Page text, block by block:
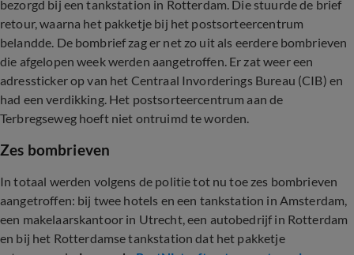
bezorgd bij een tankstation in Rotterdam. Die stuurde de brief
retour, waarna het pakketje bij het postsorteercentrum
belandde. De bombrief zag er net zo uit als eerdere bombrieven
die afgelopen week werden aangetroffen. Er zat weer een
adressticker op van het Centraal Invorderings Bureau (CIB) en
had een verdikking. Het postsorteercentrum aan de
Terbregseweg hoeft niet ontruimd te worden.
Zes bombrieven
In totaal werden volgens de politie tot nu toe zes bombrieven
aangetroffen: bij twee hotels en een tankstation in Amsterdam,
een makelaarskantoor in Utrecht, een autobedrijf in Rotterdam
en bij het Rotterdamse tankstation dat het pakketje